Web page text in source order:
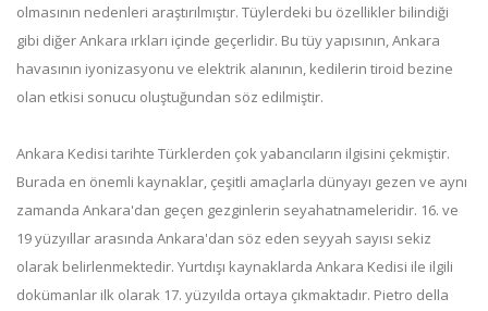
olmasının nedenleri araştırılmıştır. Tüylerdeki bu özellikler bilindiği
gibi diğer Ankara ırkları içinde geçerlidir. Bu tüy yapısının, Ankara
havasının iyonizasyonu ve elektrik alanının, kedilerin tiroid bezine
olan etkisi sonucu oluştuğundan söz edilmiştir.
Ankara Kedisi tarihte Türklerden çok yabancıların ilgisini çekmiştir.
Burada en önemli kaynaklar, çeşitli amaçlarla dünyayı gezen ve aynı
zamanda Ankara'dan geçen gezginlerin seyahatnameleridir. 16. ve
19 yüzyıllar arasında Ankara'dan söz eden seyyah sayısı sekiz
olarak belirlenmektedir. Yurtdışı kaynaklarda Ankara Kedisi ile ilgili
dokümanlar ilk olarak 17. yüzyılda ortaya çıkmaktadır. Pietro della